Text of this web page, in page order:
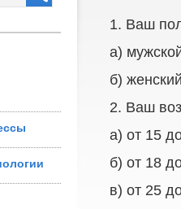
1. Ваш
а)
б)
2. Ваш
а) от 15
б) от 18
в) от 25